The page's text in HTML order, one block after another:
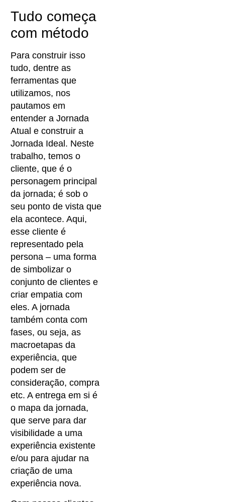
Tudo começa
com método
Para construir isso
tudo, dentre as
ferramentas que
utilizamos, nos
pautamos em
entender a Jornada
Atual e construir a
Jornada Ideal. Neste
trabalho, temos o
cliente, que é o
personagem principal
da jornada; é sob o
seu ponto de vista que
ela acontece. Aqui,
esse cliente é
representado pela
persona – uma forma
de simbolizar o
conjunto de clientes e
criar empatia com
eles. A jornada
também conta com
fases, ou seja, as
macroetapas da
experiência, que
podem ser de
consideração, compra
etc. A entrega em si é
o mapa da jornada,
que serve para dar
visibilidade a uma
experiência existente
e/ou para ajudar na
criação de uma
experiência nova.